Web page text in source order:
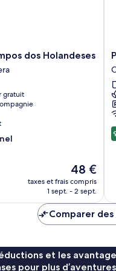
dos Holandeses
gratuit
Le
nouveau
prix
de
48 €
48 €
taxes et frais compris
1 sept. - 2 sept.
Comparer
et les
pour plus